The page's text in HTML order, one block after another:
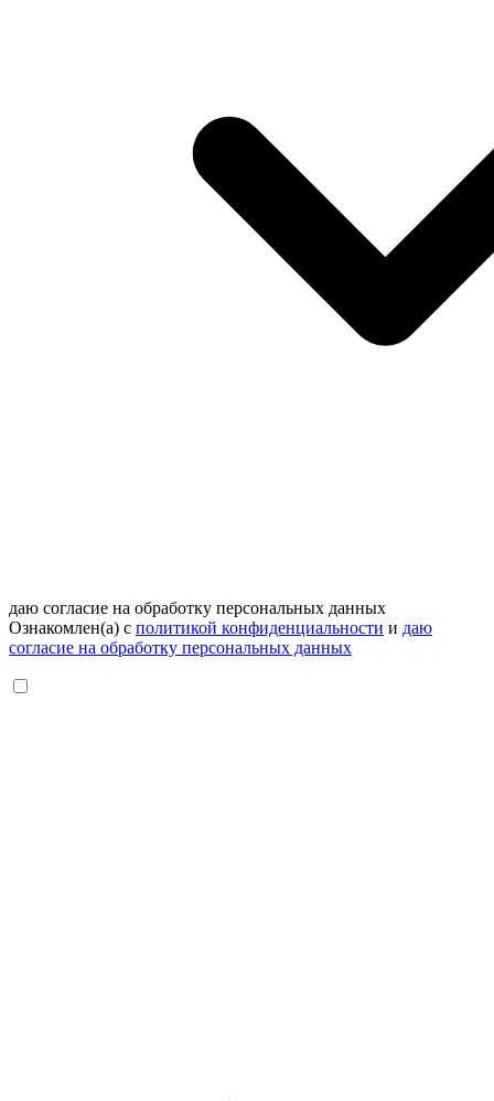
даю согласие на обработку персональных данных
Ознакомлен(а) с политикой конфиденциальности и даю
согласие на обработку персональных данных